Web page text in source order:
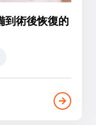
到術後恢復的